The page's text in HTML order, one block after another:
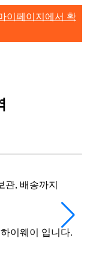
이페이지에서 확
관, 배송까지
이웨이 입니다.